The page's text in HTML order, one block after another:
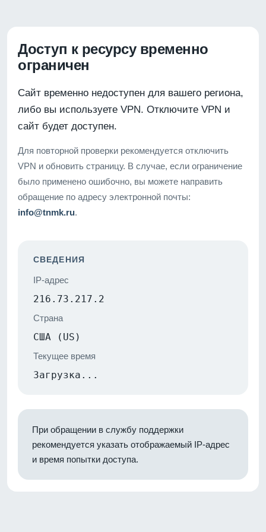
Доступ к ресурсу временно
ограничен
Сайт временно недоступен для вашего региона,
либо вы используете VPN. Отключите VPN и
сайт будет доступен.
Для повторной проверки рекомендуется отключить
VPN и обновить страницу. В случае, если ограничение
было применено ошибочно, вы можете направить
обращение по адресу электронной почты:
info@tnmk.ru.
СВЕДЕНИЯ
IP-адрес
216.73.217.2
Страна
США (US)
Текущее время
Загрузка...
При обращении в службу поддержки
рекомендуется указать отображаемый IP-адрес
и время попытки доступа.